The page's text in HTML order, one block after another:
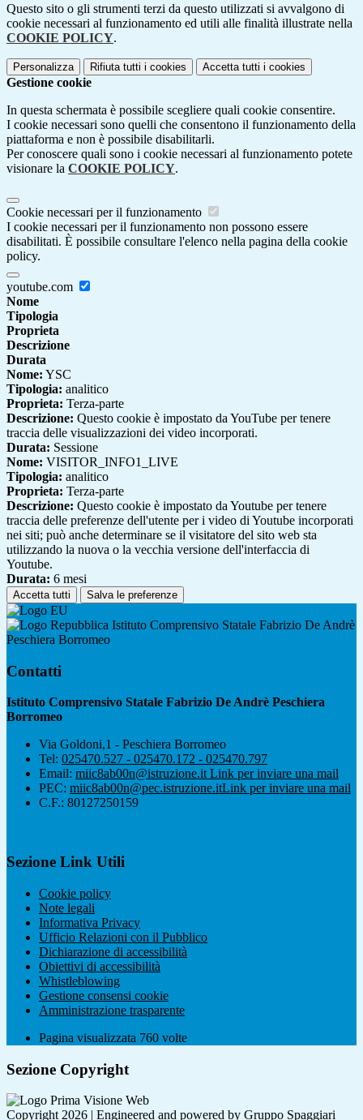
Questo sito o gli strumenti terzi da questo utilizzati si avvalgono di
cookie necessari al funzionamento ed utili alle finalità illustrate nella
COOKIE POLICY.
Personalizza Rifiuta tutti i cookies Accetta tutti i cookies
Gestione cookie
In questa schermata è possibile scegliere quali cookie consentire.
I cookie necessari sono quelli che consentono il funzionamento della
piattaforma e non è possibile disabilitarli.
Per conoscere quali sono i cookie necessari al funzionamento potete
visionare la COOKIE POLICY.
Cookie necessari per il funzionamento
I cookie necessari per il funzionamento non possono essere
disabilitati. È possibile consultare l'elenco nella pagina della cookie
policy.
youtube.com
Nome
Tipologia
Proprieta
Descrizione
Durata
Nome: YSC
Tipologia: analitico
Proprieta: Terza-parte
Descrizione: Questo cookie è impostato da YouTube per tenere
traccia delle visualizzazioni dei video incorporati.
Durata: Sessione
Nome: VISITOR_INFO1_LIVE
Tipologia: analitico
Proprieta: Terza-parte
Descrizione: Questo cookie è impostato da Youtube per tenere
traccia delle preferenze dell'utente per i video di Youtube incorporati
nei siti; può anche determinare se il visitatore del sito web sta
utilizzando la nuova o la vecchia versione dell'interfaccia di
Youtube.
Durata: 6 mesi
Accetta tutti Salva le preferenze
Istituto Comprensivo Statale Fabrizio De Andrè
Peschiera Borromeo
Contatti
Istituto Comprensivo Statale Fabrizio De Andrè Peschiera
Borromeo
Via Goldoni,1 - Peschiera Borromeo
Tel: 025470.527 - 025470.172 - 025470.797
Email: miic8ab00n@istruzione.it Link per inviare una mail
PEC: miic8ab00n@pec.istruzione.itLink per inviare una mail
C.F.: 80127250159
Sezione Link Utili
Cookie policy
Note legali
Informativa Privacy
Ufficio Relazioni con il Pubblico
Dichiarazione di accessibilità
Obiettivi di accessibilità
Whistleblowing
Gestione consensi cookie
Amministrazione trasparente
Pagina visualizzata 760 volte
Sezione Copyright
Copyright 2026 | Engineered and powered by Gruppo Spaggiari